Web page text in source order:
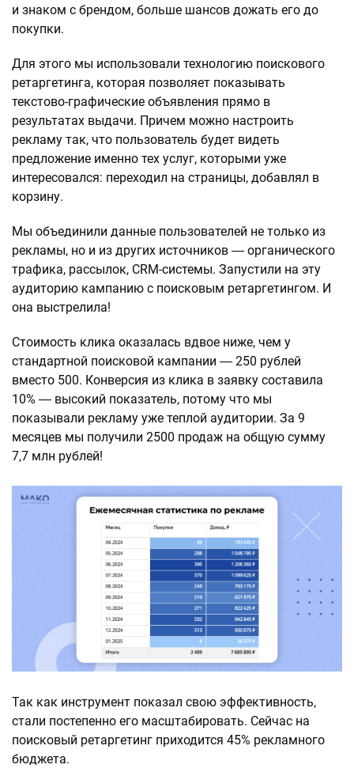
и знаком с брендом, больше шансов дожать его до
покупки.
Для этого мы использовали технологию поискового
ретаргетинга, которая позволяет показывать
текстово-графические объявления прямо в
результатах выдачи. Причем можно настроить
рекламу так, что пользователь будет видеть
предложение именно тех услуг, которыми уже
интересовался: переходил на страницы, добавлял в
корзину.
Мы объединили данные пользователей не только из
рекламы, но и из других источников ― органического
трафика, рассылок, CRM-системы. Запустили на эту
аудиторию кампанию с поисковым ретаргетингом. И
она выстрелила!
Стоимость клика оказалась вдвое ниже, чем у
стандартной поисковой кампании ― 250 рублей
вместо 500. Конверсия из клика в заявку составила
10% ― высокий показатель, потому что мы
показывали рекламу уже теплой аудитории. За 9
месяцев мы получили 2500 продаж на общую сумму
7,7 млн рублей!
Так как инструмент показал свою эффективность,
стали постепенно его масштабировать. Сейчас на
поисковый ретаргетинг приходится 45% рекламного
бюджета.